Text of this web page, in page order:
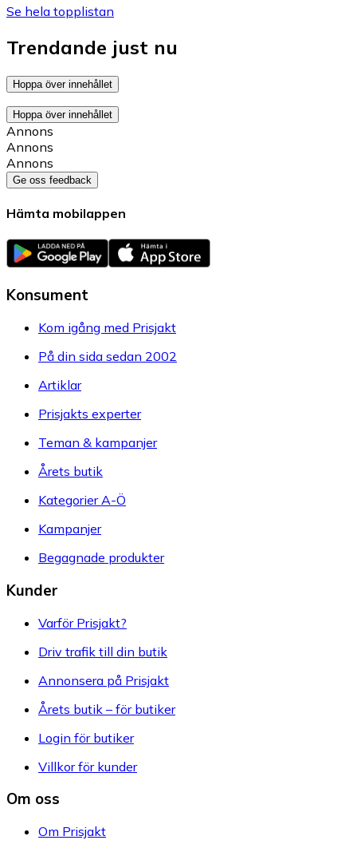
Se hela topplistan
Trendande just nu
Hoppa över innehållet
Hoppa över innehållet
Annons
Annons
Annons
Ge oss feedback
Hämta mobilappen
Konsument
Kom igång med Prisjakt
På din sida sedan 2002
Artiklar
Prisjakts experter
Teman & kampanjer
Årets butik
Kategorier A-Ö
Kampanjer
Begagnade produkter
Kunder
Varför Prisjakt?
Driv trafik till din butik
Annonsera på Prisjakt
Årets butik – för butiker
Login för butiker
Villkor för kunder
Om oss
Om Prisjakt